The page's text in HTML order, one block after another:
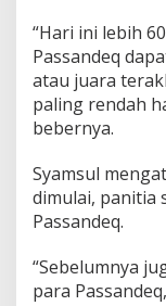
“Hari ini lebih
Passandeq
atau juara
paling rendah
bebernya.
Syamsul
dimulai, panitia
Passandeq.
“Sebelumnya
para